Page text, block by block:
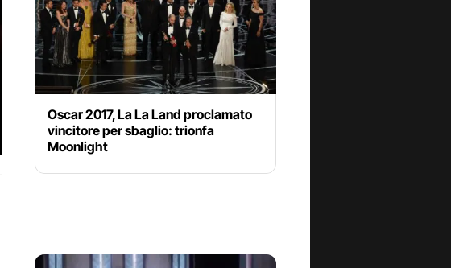
Oscar 2017, La La Land proclamato
vincitore per sbaglio: trionfa
Moonlight